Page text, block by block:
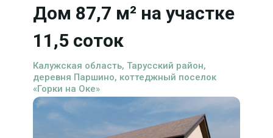
Калужская область, Тарусский район,
деревня Паршино, коттеджный поселок
«Горки на Оке»
Дом 87,7 м² на участке
11,5 соток